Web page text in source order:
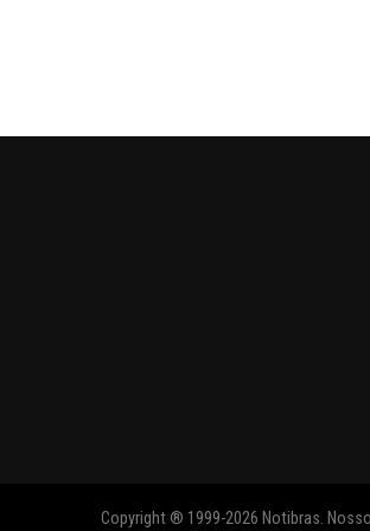
Copyright ® 1999-2026 Notibras.